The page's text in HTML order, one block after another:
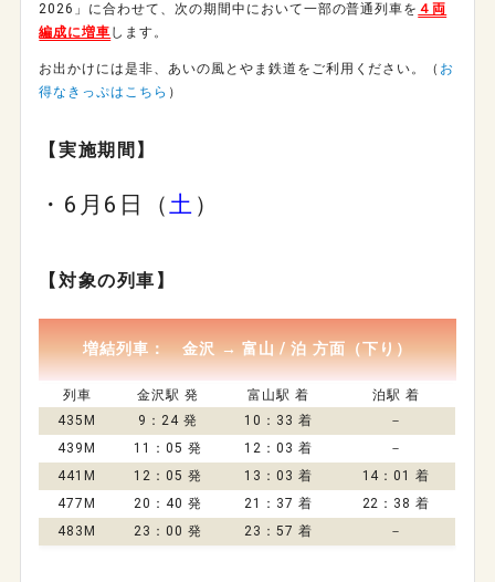
2026」に合わせて、次の期間中において一部の普通列車を ４両
編成に増車 します。
お出かけには是非、あいの風とやま鉄道をご利用ください。（ お
得なきっぷはこちら ）
【実施期間】
・6月6日（ 土 ）
【対象の列車】
増結列車： 金沢 → 富山 / 泊 方面（下り）
列車 金沢駅 発 富山駅 着
泊駅 着
435M
9：24 発 10：33 着
－
439M
11：05 発 12：03 着
－
441M
12：05 発 13：03 着
14：01 着
477M
20：40 発 21：37 着
22：38 着
483M
23：00 発 23：57 着 －